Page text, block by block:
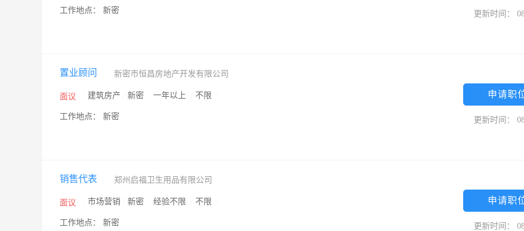
工作地点： 新密 更新时间：
置业顾问 新密市恒昌房地产开发有限公司
面议 建筑房产 新密 一年以上 不限
工作地点： 新密
申请职
更新时间：
销售代表 郑州启福卫生用品有限公司
面议 市场营销 新密 经验不限 不限
工作地点： 新密
申请职
更新时间：